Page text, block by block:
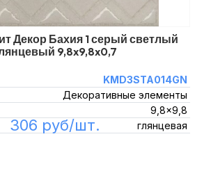
Декор Бахия 1 серый светлый
9,8x9,8x0,7
KMD3STA014GN
Декоративные элементы
9,8x9,8
глянцевая
306 руб/шт.